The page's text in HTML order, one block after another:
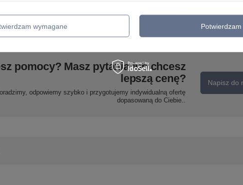
175,99 zł
pomocy? Masz pytania lub chcesz
lepszą cenę?
odpowiemy szybko i przygotujemy indywidualną ofertę
dopasowaną do Ciebie..
Napisz do
wymagane